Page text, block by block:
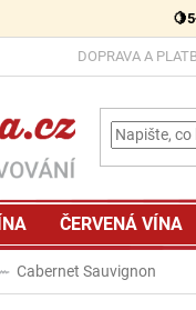
DOPRAVA A
ČERVENÁ VÍNA
Cabernet Sauvignon